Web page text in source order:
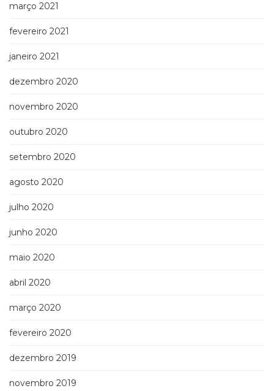
março 2021
fevereiro 2021
janeiro 2021
dezembro 2020
novembro 2020
outubro 2020
setembro 2020
agosto 2020
julho 2020
junho 2020
maio 2020
abril 2020
março 2020
fevereiro 2020
dezembro 2019
novembro 2019